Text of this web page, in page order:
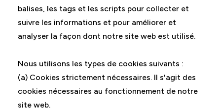
balises, les tags et les scripts pour collecter et
suivre les informations et pour améliorer et
analyser la façon dont notre site web est utilisé.
Nous utilisons les types de cookies suivants :
(a) Cookies strictement nécessaires. Il s'agit des
cookies nécessaires au fonctionnement de notre
site web.